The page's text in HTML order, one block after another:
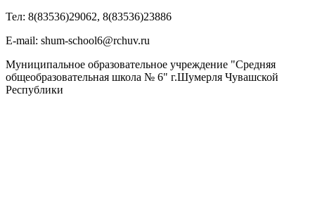
Тел: 8(83536)29062, 8(83536)23886
Е-mail: shum-school6@rchuv.ru
Муниципальное образовательное учреждение "Средняя
общеобразовательная школа № 6" г.Шумерля Чувашской
Республики